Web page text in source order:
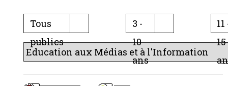
Tous
publics
3 -
10
ans
11
15